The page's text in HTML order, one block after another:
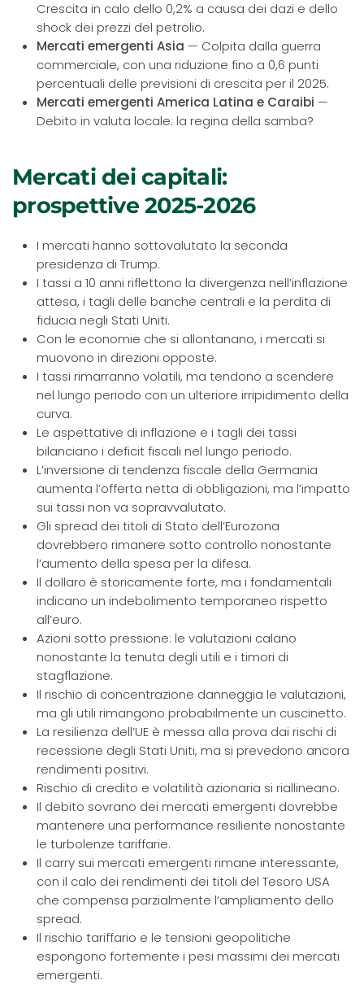
Crescita in calo dello 0,2% a causa dei dazi e dello
shock dei prezzi del petrolio.
Mercati emergenti Asia — Colpita dalla guerra
commerciale, con una riduzione fino a 0,6 punti
percentuali delle previsioni di crescita per il 2025.
Mercati emergenti America Latina e Caraibi —
Debito in valuta locale: la regina della samba?
Mercati dei capitali:
prospettive 2025-2026
I mercati hanno sottovalutato la seconda
presidenza di Trump.
I tassi a 10 anni riflettono la divergenza nell’inflazione
attesa, i tagli delle banche centrali e la perdita di
fiducia negli Stati Uniti.
Con le economie che si allontanano, i mercati si
muovono in direzioni opposte.
I tassi rimarranno volatili, ma tendono a scendere
nel lungo periodo con un ulteriore irripidimento della
curva.
Le aspettative di inflazione e i tagli dei tassi
bilanciano i deficit fiscali nel lungo periodo.
L’inversione di tendenza fiscale della Germania
aumenta l’offerta netta di obbligazioni, ma l’impatto
sui tassi non va sopravvalutato.
Gli spread dei titoli di Stato dell’Eurozona
dovrebbero rimanere sotto controllo nonostante
l’aumento della spesa per la difesa.
Il dollaro è storicamente forte, ma i fondamentali
indicano un indebolimento temporaneo rispetto
all’euro.
Azioni sotto pressione: le valutazioni calano
nonostante la tenuta degli utili e i timori di
stagflazione.
Il rischio di concentrazione danneggia le valutazioni,
ma gli utili rimangono probabilmente un cuscinetto.
La resilienza dell’UE è messa alla prova dai rischi di
recessione degli Stati Uniti, ma si prevedono ancora
rendimenti positivi.
Rischio di credito e volatilità azionaria si riallineano.
Il debito sovrano dei mercati emergenti dovrebbe
mantenere una performance resiliente nonostante
le turbolenze tariffarie.
Il carry sui mercati emergenti rimane interessante,
con il calo dei rendimenti dei titoli del Tesoro USA
che compensa parzialmente l’ampliamento dello
spread.
Il rischio tariffario e le tensioni geopolitiche
espongono fortemente i pesi massimi dei mercati
emergenti.